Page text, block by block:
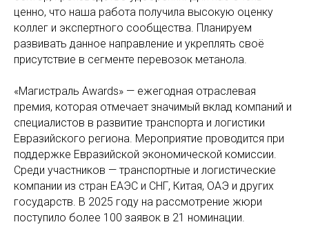
ценно, что наша работа получила высокую оценку
коллег и экспертного сообщества. Планируем
развивать данное направление и укреплять своё
присутствие в сегменте перевозок метанола.
«Магистраль Awards» — ежегодная отраслевая
премия, которая отмечает значимый вклад компаний и
специалистов в развитие транспорта и логистики
Евразийского региона. Мероприятие проводится при
поддержке Евразийской экономической комиссии.
Среди участников — транспортные и логистические
компании из стран ЕАЭС и СНГ, Китая, ОАЭ и других
государств. В 2025 году на рассмотрение жюри
поступило более 100 заявок в 21 номинации.